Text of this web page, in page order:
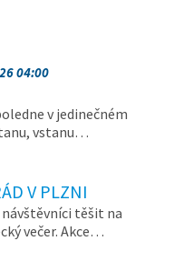
04:00
v jedinečném
vstanu…
V PLZNI
těšit na
večer. Akce…